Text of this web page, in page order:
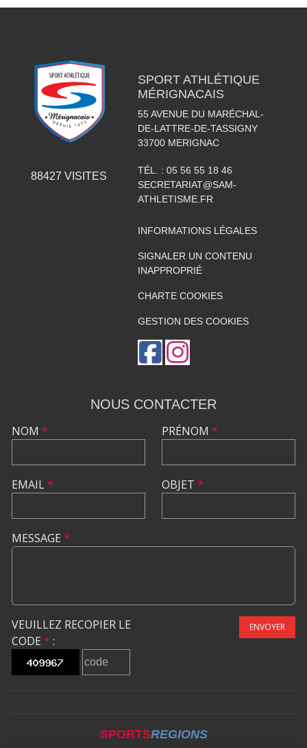
88427 VISITES
SPORT ATHLÉTIQUE
MÉRIGNACAIS
55 AVENUE DU MARÉCHAL-
DE-LATTRE-DE-TASSIGNY
33700 MERIGNAC
TÉL. : 05 56 55 18 46
SECRETARIAT@SAM-
ATHLETISME.FR
INFORMATIONS LÉGALES
SIGNALER UN CONTENU
INAPPROPRIÉ
CHARTE COOKIES
GESTION DES COOKIES
NOUS CONTACTER
NOM *
EMAIL*
PRÉNOM *
OBJET *
MESSAGE *
VEUILLEZ RECOPIER LE
CODE * :
ENVOYER
SPORTSREGIONS